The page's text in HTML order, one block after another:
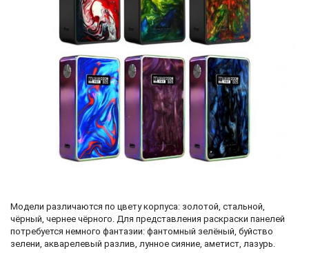
Модели различаются по цвету корпуса: золотой, стальной,
чёрный, чернее чёрного. Для представления раскраски панелей
потребуется немного фантазии: фантомный зелёный, буйство
зелени, акварелевый разлив, лунное сияние, аметист, лазурь.